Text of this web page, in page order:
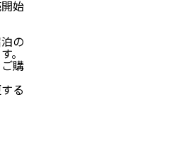
始
の
。
購
る